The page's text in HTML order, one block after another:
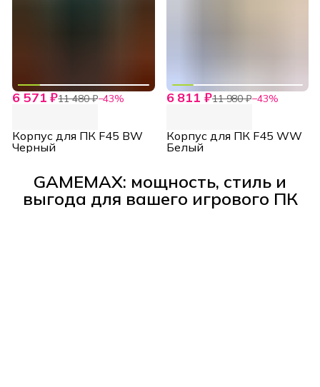
6 571 ₽11 480 ₽−43%
Корпус для ПК F45 BW
Черный
6 811 ₽11 980 ₽−43%
Корпус для ПК F45 WW
Белый
GAMEMAX: мощность, стиль и
выгода для вашего игрового ПК